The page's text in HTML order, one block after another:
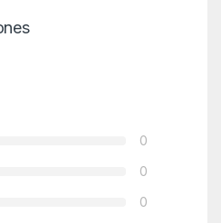
0
0
0